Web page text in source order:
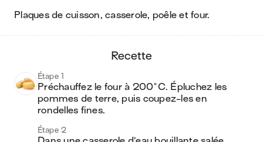
plaques de cuisson, casserole, poêle et four.
recette
Étape 1
Préchauffez le four à 200°C. Épluchez les
pommes de terre, puis coupez-les en
rondelles fines.
Étape 2